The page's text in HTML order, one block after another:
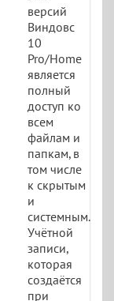
версий
Виндовс
10
Pro/Home
является
полный
доступ ко
всем
файлам и
папкам, в
том числе
к скрытым
и
системным.
Учётной
записи,
которая
создаётся
при